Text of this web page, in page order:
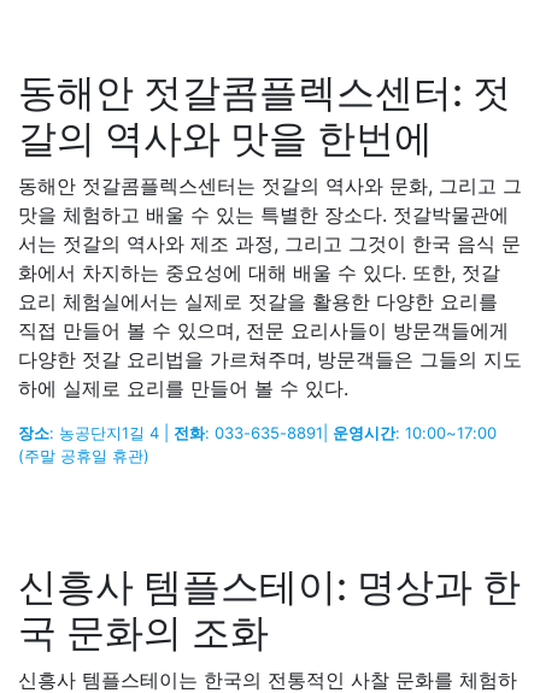
동해안 젓갈콤플렉스센터: 젓
갈의 역사와 맛을 한번에
동해안 젓갈콤플렉스센터는 젓갈의 역사와 문화, 그리고 그
맛을 체험하고 배울 수 있는 특별한 장소다. 젓갈박물관에
서는 젓갈의 역사와 제조 과정, 그리고 그것이 한국 음식 문
화에서 차지하는 중요성에 대해 배울 수 있다. 또한, 젓갈
요리 체험실에서는 실제로 젓갈을 활용한 다양한 요리를
직접 만들어 볼 수 있으며, 전문 요리사들이 방문객들에게
다양한 젓갈 요리법을 가르쳐주며, 방문객들은 그들의 지도
하에 실제로 요리를 만들어 볼 수 있다.
장소: 농공단지1길 4 | 전화: 033-635-8891| 운영시간: 10:00~17:00
(주말 공휴일 휴관)
신흥사 템플스테이: 명상과 한
국 문화의 조화
신흥사 템플스테이는 한국의 전통적인 사찰 문화를 체험하